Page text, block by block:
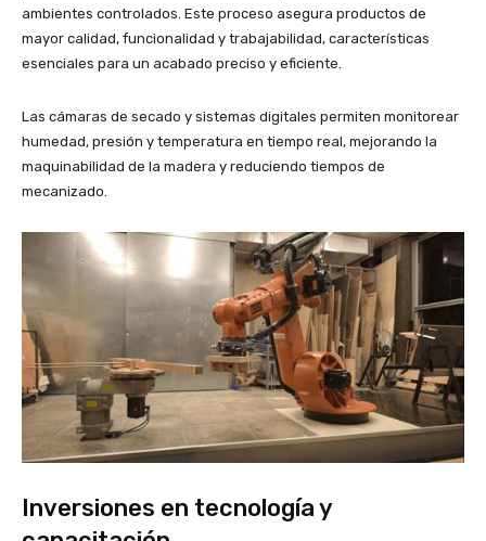
ambientes controlados. Este proceso asegura productos de
mayor calidad, funcionalidad y trabajabilidad, características
esenciales para un acabado preciso y eficiente.
Las cámaras de secado y sistemas digitales permiten monitorear
humedad, presión y temperatura en tiempo real, mejorando la
maquinabilidad de la madera y reduciendo tiempos de
mecanizado.
Inversiones en tecnología y